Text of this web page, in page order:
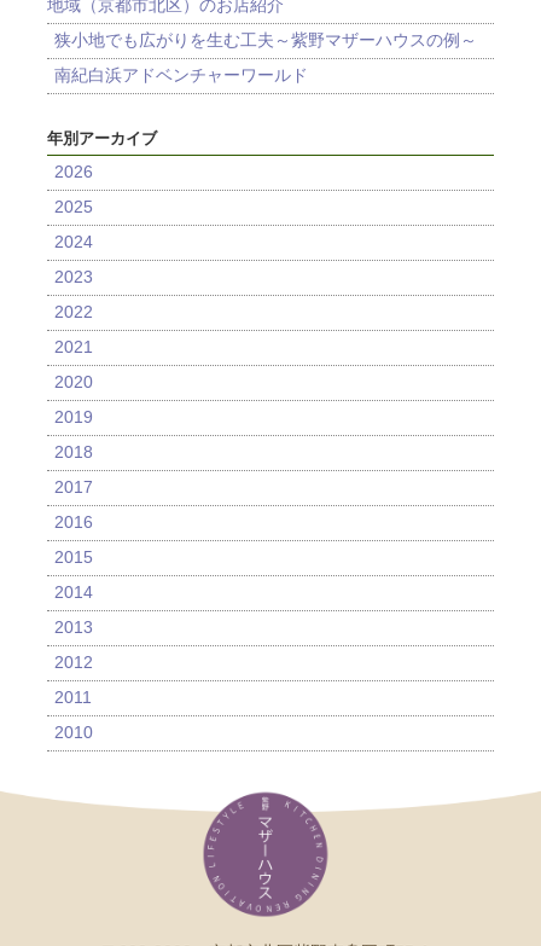
地域（京都市北区）のお店紹介
狭小地でも広がりを生む工夫～紫野マザーハウスの例～
南紀白浜アドベンチャーワールド
年別アーカイブ
2026
2025
2024
2023
2022
2021
2020
2019
2018
2017
2016
2015
2014
2013
2012
2011
2010